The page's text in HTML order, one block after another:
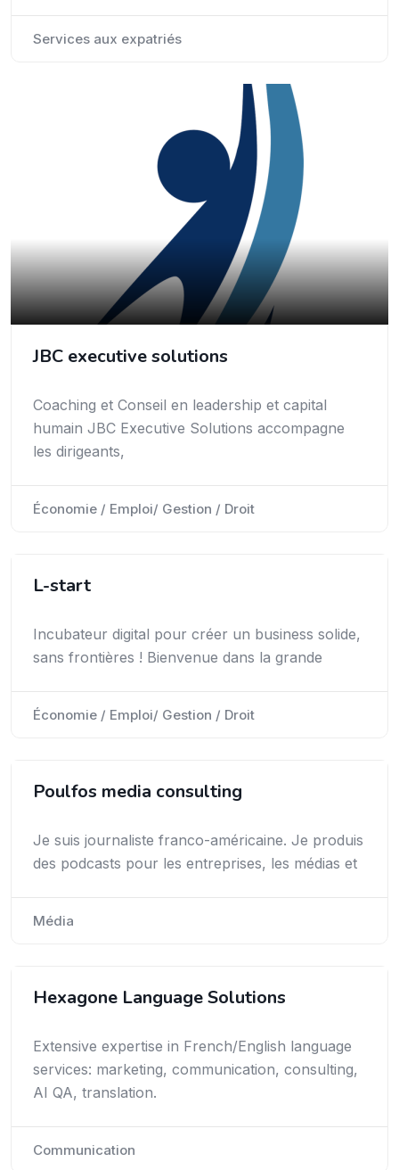
Services aux expatriés
JBC executive solutions
Coaching et Conseil en leadership et capital
humain JBC Executive Solutions accompagne
les dirigeants,
Économie / Emploi/ Gestion / Droit
L-start
Incubateur digital pour créer un business solide,
sans frontières ! Bienvenue dans la grande
Économie / Emploi/ Gestion / Droit
Poulfos media consulting
Je suis journaliste franco-américaine. Je produis
des podcasts pour les entreprises, les médias et
Média
Hexagone Language Solutions
Extensive expertise in French/English language
services: marketing, communication, consulting,
AI QA, translation.
Communication